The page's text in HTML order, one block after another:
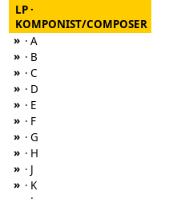
LP ·
KOMPONIST/COMPOSER
» · A
» · B
» · C
» · D
» · E
» · F
» · G
» · H
» · J
» · K